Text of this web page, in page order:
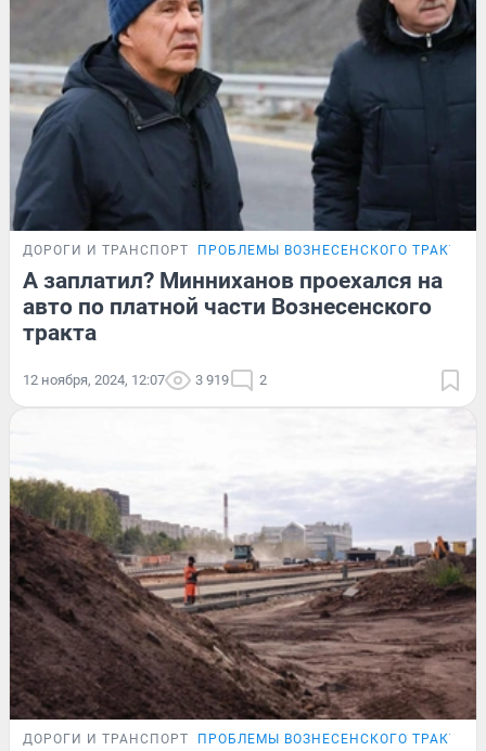
ДОРОГИ И ТРАНСПОРТ ПРОБЛЕМЫ ВОЗНЕСЕНСКОГО ТРАКТА
А заплатил? Минниханов проехался на
авто по платной части Вознесенского
тракта
12 ноября, 2024, 12:07 3 919 2
ДОРОГИ И ТРАНСПОРТ ПРОБЛЕМЫ ВОЗНЕСЕНСКОГО ТРАКТА